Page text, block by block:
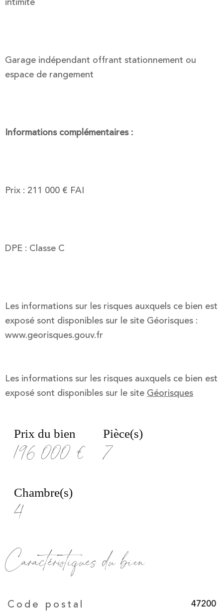
Garage indépendant offrant stationnement ou
espace de rangement
Informations complémentaires :
Prix : 211 000 € FAI
DPE : Classe C
Les informations sur les risques auxquels ce bien est
exposé sont disponibles sur le site Géorisques :
www.georisques.gouv.fr
Les informations sur les risques auxquels ce bien est
exposé sont disponibles sur le siteGéorisques
Prix du bien
196 000 €
Pièce(s)
7
Chambre(s)
4
Caractéristiques du bien
Caractéristiques Valeurs
Code postal 47200